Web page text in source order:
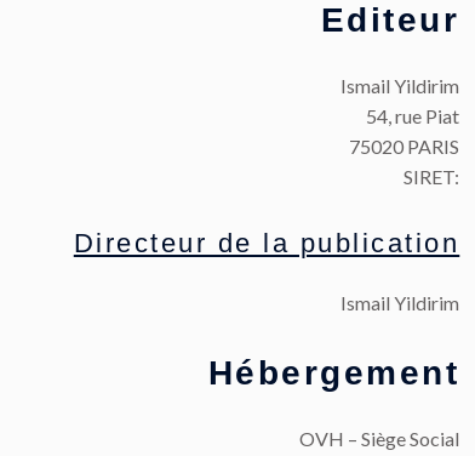
Editeur
Ismail Yildirim
54, rue Piat
75020 PARIS
SIRET:
Directeur de la publication
Ismail Yildirim
Hébergement
OVH – Siège Social